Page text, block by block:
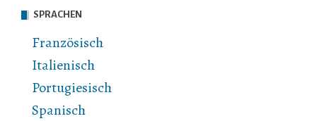
SPRACHEN
Französisch
Italienisch
Portugiesisch
Spanisch